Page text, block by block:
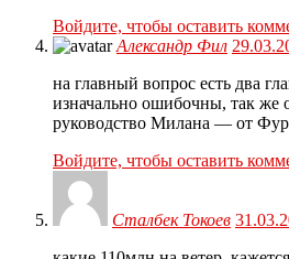
Войдите, чтобы оставить
Александр Фил
на главный вопрос есть два
изначально ошибочны, так же
руководство Милана — от
Войдите, чтобы оставить
Сталбек Токоев